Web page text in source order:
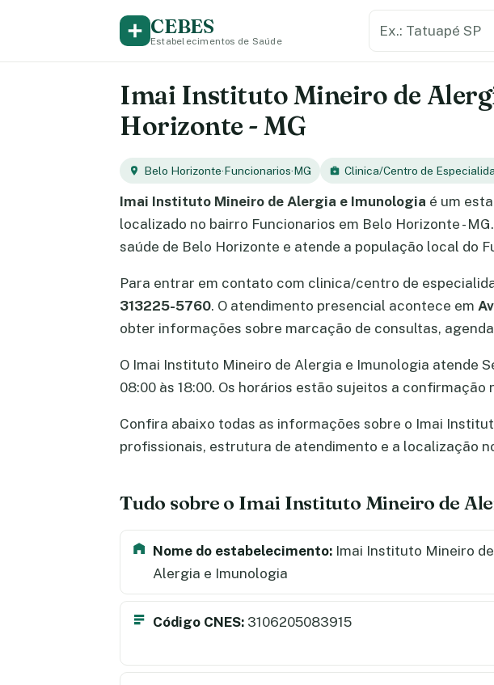
CEBES
Estabelecimentos de Saúde
Imai Instituto Mineiro de
Horizonte - MG
Belo Horizonte·Funcionarios·MG Clinica/Centro de
Imai Instituto Mineiro de Alergia e Imunologia é um
localizado no bairro Funcionarios em Belo Horizonte -
saúde de Belo Horizonte e atende a população local do
Para entrar em contato com clinica/centro de
313225-5760. O atendimento presencial acontece em
obter informações sobre marcação de consultas,
O Imai Instituto Mineiro de Alergia e Imunologia atende
08:00 às 18:00. Os horários estão sujeitos a
Confira abaixo todas as informações sobre o Imai
profissionais, estrutura de atendimento e a localização
Tudo sobre o Imai Instituto Mineiro de
Nome do estabelecimento: Imai Instituto Mineiro de
Alergia e Imunologia
Código CNES: 3106205083915